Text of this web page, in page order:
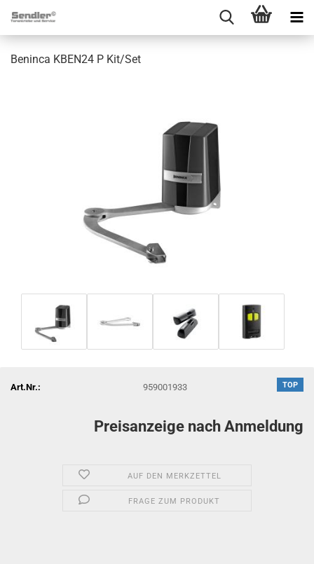
Ben­in­ca KBEN24 P Kit/Set
TOP
Art.Nr.: 959001933
Preisanzeige nach Anmeldung
AUF DEN MERKZETTEL
FRAGE ZUM PRODUKT